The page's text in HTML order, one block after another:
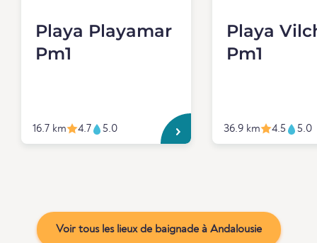
Playa Playamar
Pm1
16.7 km 4.7 5.0
Playa
Pm1
36.9 km 4.5 5.0
Voir tous les lieux de baignade à Andalousie